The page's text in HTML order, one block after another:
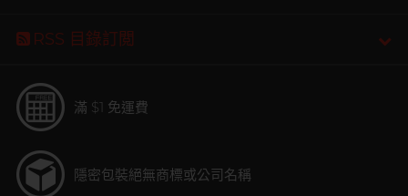
RSS 目錄訂閲
滿 $1 免運費
隱密包裝絕無商標或公司名稱